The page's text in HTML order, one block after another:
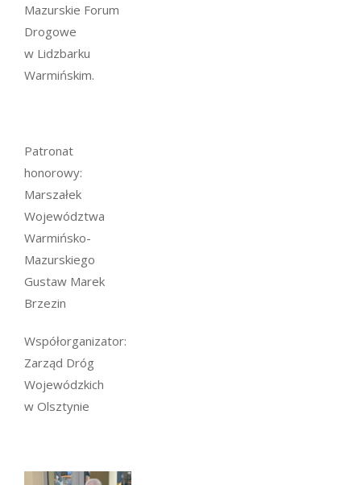
Mazurskie Forum
Drogowe
w Lidzbarku
Warmińskim.
Patronat
honorowy:
Marszałek
Województwa
Warmińsko-
Mazurskiego
Gustaw Marek
Brzezin
Współorganizator:
Zarząd Dróg
Wojewódzkich
w Olsztynie